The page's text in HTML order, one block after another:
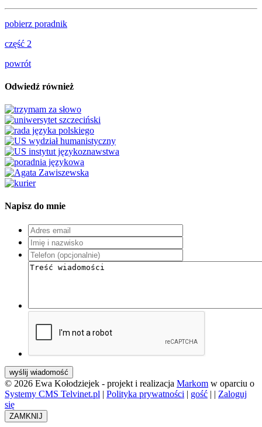
pobierz poradnik
część 2
powrót
Odwiedź również
Napisz do mnie
wyślij wiadomość
© 2026 Ewa Kołodziejek - projekt i realizacja Markom w oparciu o
Systemy CMS Telvinet.pl | Polityka prywatności | gość | | Zaloguj
się
ZAMKNIJ